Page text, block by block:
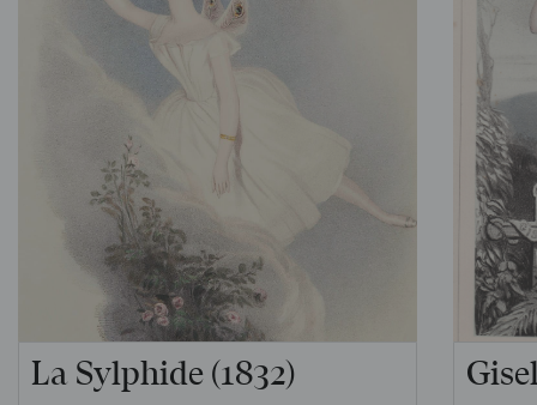
La Sylphide (1832)